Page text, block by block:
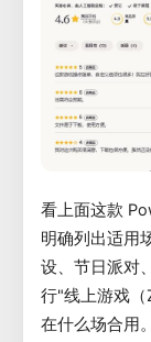
看上面这款
明确列出适用
设、节日派对
行"线上游戏（
在什么场合用